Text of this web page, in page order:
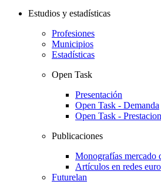
Estudios y estadísticas
Profesiones
Municipios
Estadísticas
Open Task
Presentación
Open Task - Demanda
Open Task -
Publicaciones
Monografías mercado
Artículos en redes
Futurelan